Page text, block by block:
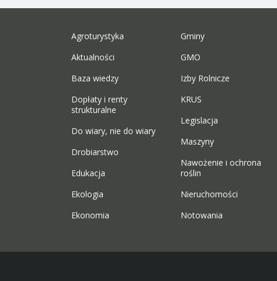
Agroturystyka
Aktualności
Baza wiedzy
Dopłaty i renty
strukturalne
Do wiary, nie do wiary
Drobiarstwo
Edukacja
Ekologia
Ekonomia
Gminy
GMO
Izby Rolnicze
KRUS
Legislacja
Maszyny
Nawożenie i ochrona
roślin
Nieruchomości
Notowania